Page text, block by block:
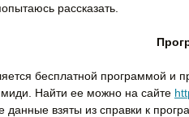
рассказать.
бесплатной программой и
Найти ее можно на сайте
данные взяты из справки к